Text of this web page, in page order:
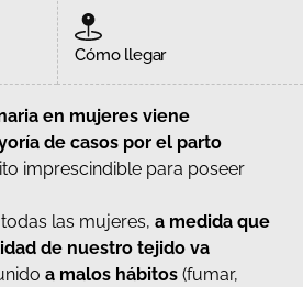
Cómo llegar
en mujeres viene
de casos por el parto
imprescindible para poseer
las mujeres, a medida que
de nuestro tejido va
a malos hábitos(fumar,